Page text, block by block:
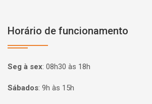
Horário de funcionamento
Seg à sex: 08h30 às 18h
Sábados: 9h às 15h